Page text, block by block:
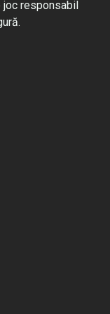
responsabil